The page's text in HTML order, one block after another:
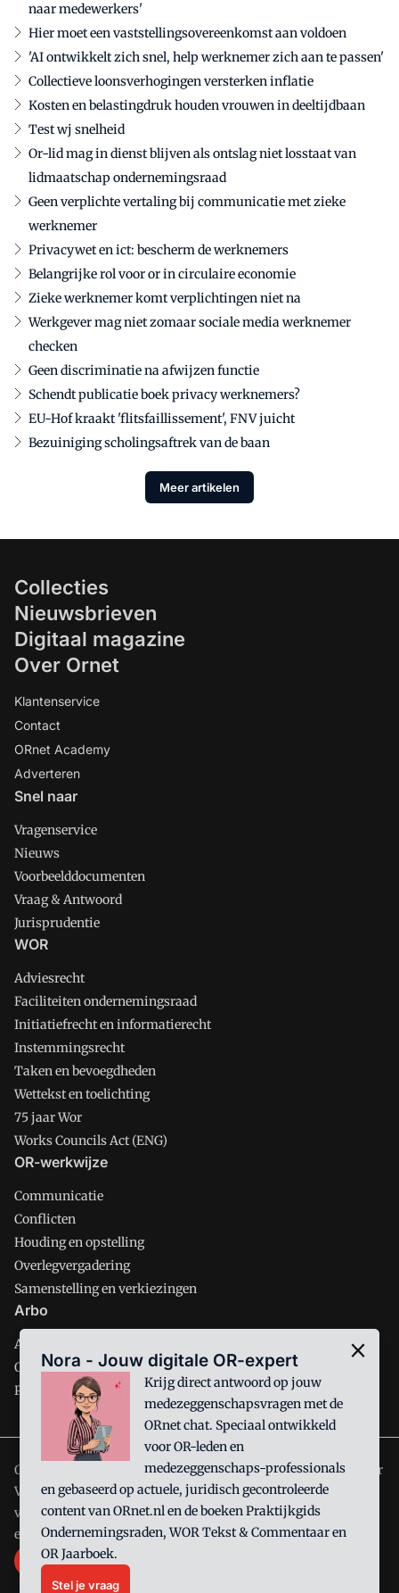
naar medewerkers'
Hier moet een vaststellingsovereenkomst aan voldoen
'AI ontwikkelt zich snel, help werknemer zich aan te passen'
Collectieve loonsverhogingen versterken inflatie
Kosten en belastingdruk houden vrouwen in deeltijdbaan
Test wj snelheid
Or-lid mag in dienst blijven als ontslag niet losstaat van
lidmaatschap ondernemingsraad
Geen verplichte vertaling bij communicatie met zieke
werknemer
Privacywet en ict: bescherm de werknemers
Belangrijke rol voor or in circulaire economie
Zieke werknemer komt verplichtingen niet na
Werkgever mag niet zomaar sociale media werknemer
checken
Geen discriminatie na afwijzen functie
Schendt publicatie boek privacy werknemers?
EU-Hof kraakt 'flitsfaillissement', FNV juicht
Bezuiniging scholingsaftrek van de baan
Meer artikelen
Collecties
Nieuwsbrieven
Digitaal magazine
Over Ornet
Klantenservice
Contact
ORnet Academy
Adverteren
Snel naar
Vragenservice
Nieuws
Voorbeelddocumenten
Vraag & Antwoord
Jurisprudentie
WOR
Adviesrecht
Faciliteiten ondernemingsraad
Initiatiefrecht en informatierecht
Instemmingsrecht
Taken en bevoegdheden
Wettekst en toelichting
75 jaar Wor
Works Councils Act (ENG)
OR-werkwijze
Communicatie
Conflicten
Houding en opstelling
Overlegvergadering
Samenstelling en verkiezingen
Arbo
Arbobeleid
Ondernemingsbeleid
Personeelsbeleid
ORnet is onderdeel van VMN media. Lees inons manifest
waar
VMN media voor staat. Op gebruik van deze site zijn de
volgende regelingen van toepassing:Algemene Voorwaarden
en
Privacy en Cookie beleid|Privacy instellingen
Nora - Jouw digitale OR-expert
Krijg direct antwoord op jouw
medezeggenschapsvragen met de
ORnet chat. Speciaal ontwikkeld
voor OR-leden en
medezeggenschaps-professionals
en gebaseerd op actuele, juridisch gecontroleerde
content van ORnet.nl en de boeken Praktijkgids
Ondernemingsraden, WOR Tekst & Commentaar en
OR Jaarboek.
Stel je vraag